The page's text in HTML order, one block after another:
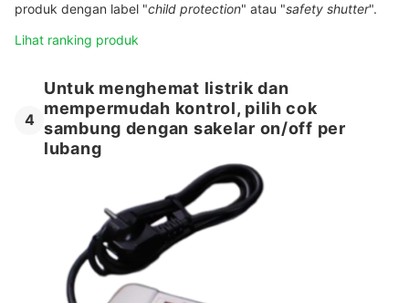
produk dengan label "child protection" atau "safety shutter".
Lihat ranking produk
4
Untuk menghemat listrik dan
mempermudah kontrol, pilih cok
sambung dengan sakelar on/off per
lubang